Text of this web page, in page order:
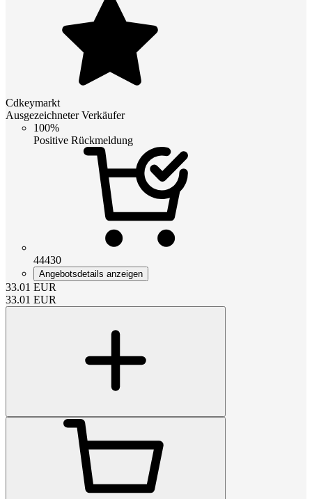
Cdkeymarkt
Ausgezeichneter Verkäufer
100%
Positive Rückmeldung
44430
Angebotsdetails anzeigen
33.01 EUR
33.01 EUR